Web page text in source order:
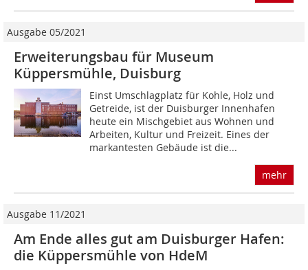
Ausgabe 05/2021
Erweiterungsbau für Museum
Küppersmühle, Duisburg
Einst Umschlagplatz für Kohle, Holz und
Getreide, ist der Duisburger Innenhafen
heute ein Mischgebiet aus Wohnen und
Arbeiten, Kultur und Freizeit. Eines der
markantesten Gebäude ist die...
mehr
Ausgabe 11/2021
Am Ende alles gut am Duisburger Hafen:
die Küppersmühle von HdeM